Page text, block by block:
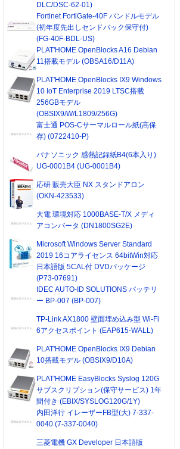
DLC/DSC-62-01)
Fortinet FortiGate-40F バンドルモデル
(初年度先出しセンドバック保守付)
(FG-40F-BDL-US)
PLAT'HOME OpenBlocks A16 Debian
11搭載モデル (OBSA16/D11A)
PLAT'HOME OpenBlocks IX9 Windows
10 IoT Enterprise 2019 LTSC搭載
256GBモデル
(OBSIX9/W/L1809/256G)
富士通 POS-Cサーマルロール紙(高保
存) (0722410-P)
パナソニック 感熱記録紙B4(6本入り)
UG-0001B4 (UG-0001B4)
応研 販売大臣 NX スタンドアロン
(OKN-423533)
大電 環境対応 1000BASE-T/X メディ
アコンバータ (DN1800SG2E)
Microsoft Windows Server Standard
2019 16コアライセンス 64bitWin対応
日本語版 5CAL付 DVDパッケージ
(P73-07691)
IDEC AUTO-ID SOLUTIONS バッテリ
ー BP-007 (BP-007)
TP-Link AX1800 壁面埋め込み型 Wi-Fi
6アクセスポイント (EAP615-WALL)
PLAT'HOME OpenBlocks IX9 Debian
10搭載モデル (OBSIX9/D10A)
PLAT'HOME EasyBlocks Syslog 120G
サブスクリプション(保守サービス) 1年
間付き (EBIX/SYSLOG120G/1Y)
内田洋行 イレーザーFB型(大) 7-337-
0040 (7-337-0040)
三菱電機 GX Developer 日本語版